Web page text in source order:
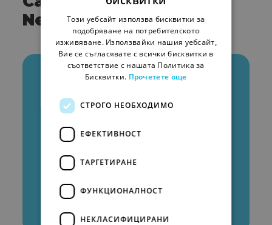
NetpeakТози уебсайт използва бисквитки за
подобряване на потребителското
изживяване. Използвайки нашия уебсайт,
Вие се съгласявате с всички бисквитки в
съответствие с нашата Политика за
Бисквитки. Прочетете още
СТРОГО НЕОБХОДИМО
ЕФЕКТИВНОСТ
ТАРГЕТИРАНЕ
ФУНКЦИОНАЛНОСТ
НЕКЛАСИФИЦИРАНИ